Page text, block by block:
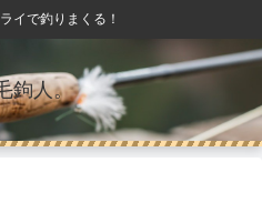
イで釣りまくる！
鉤人。